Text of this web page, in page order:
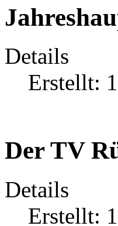
Details
Erstellt:
Der TV
Details
Erstellt: